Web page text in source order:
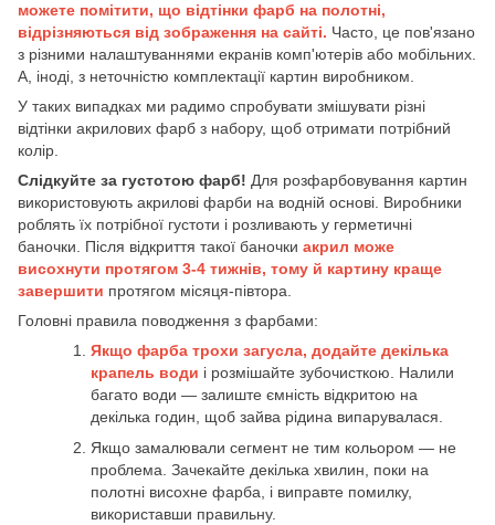
можете помітити, що відтінки фарб на полотні,
відрізняються від зображення на сайті. Часто, це пов'язано
з різними налаштуваннями екранів комп'ютерів або мобільних.
А, іноді, з неточністю комплектації картин виробником.
У таких випадках ми радимо спробувати змішувати різні
відтінки акрилових фарб з набору, щоб отримати потрібний
колір.
Слідкуйте за густотою фарб! Для розфарбовування картин
використовують акрилові фарби на водній основі. Виробники
роблять їх потрібної густоти і розливають у герметичні
баночки. Після відкриття такої баночки акрил може
висохнути протягом 3-4 тижнів, тому й картину краще
завершити протягом місяця-півтора.
Головні правила поводження з фарбами:
Якщо фарба трохи загусла, додайте декілька
крапель води і розмішайте зубочисткою. Налили
багато води — залиште ємність відкритою на
декілька годин, щоб зайва рідина випарувалася.
Якщо замалювали сегмент не тим кольором — не
проблема. Зачекайте декілька хвилин, поки на
полотні висохне фарба, і виправте помилку,
використавши правильну.